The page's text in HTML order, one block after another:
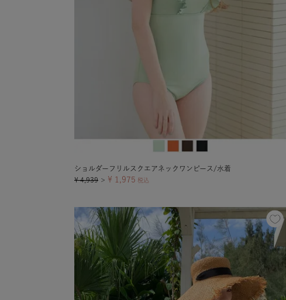
ショルダーフリルスクエアネックワンピース/水着
¥ 4,939 ＞ ¥ 1,975 税込